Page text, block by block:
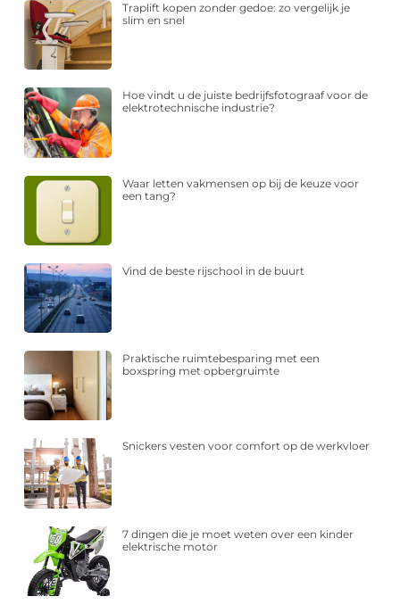
Traplift kopen zonder gedoe: zo vergelijk je
slim en snel
Hoe vindt u de juiste bedrijfsfotograaf voor de
elektrotechnische industrie?
Waar letten vakmensen op bij de keuze voor
een tang?
Vind de beste rijschool in de buurt
Praktische ruimtebesparing met een
boxspring met opbergruimte
Snickers vesten voor comfort op de werkvloer
7 dingen die je moet weten over een kinder
elektrische motor